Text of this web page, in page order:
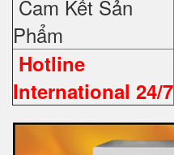
Cam Kết Sản
Phẩm
Hotline
International 24/7